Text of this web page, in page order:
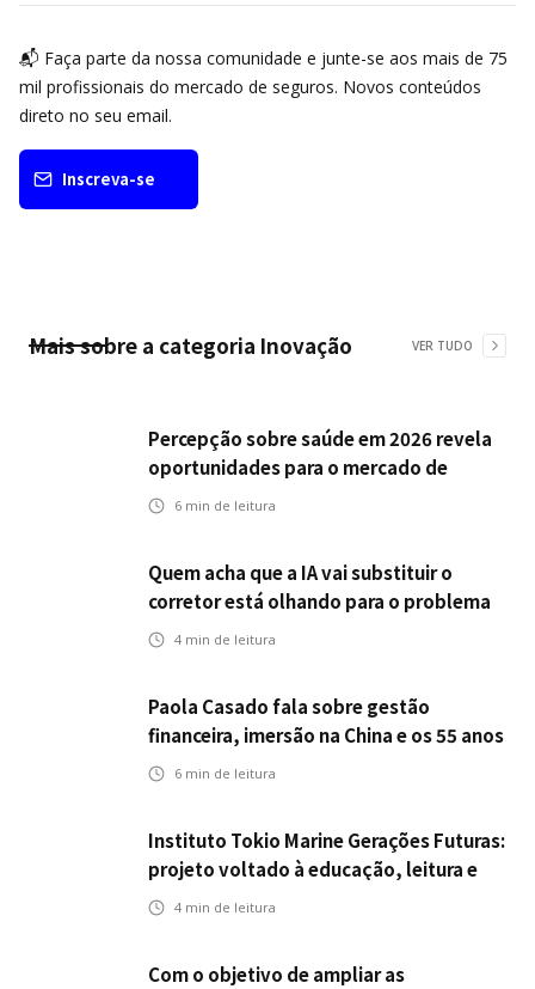
📬 Faça parte da nossa comunidade e junte-se aos mais de 75
mil profissionais do mercado de seguros. Novos conteúdos
direto no seu email.
Inscreva-se
Mais sobre a categoria Inovação VER TUDO
Percepção sobre saúde em 2026 revela
oportunidades para o mercado de
seguros ampliar cobertura e prevenção
6 min de leitura
Quem acha que a IA vai substituir o
corretor está olhando para o problema
errado
4 min de leitura
Paola Casado fala sobre gestão
financeira, imersão na China e os 55 anos
da ENS
6 min de leitura
Instituto Tokio Marine Gerações Futuras:
projeto voltado à educação, leitura e
empregabilidade
4 min de leitura
Com o objetivo de ampliar as